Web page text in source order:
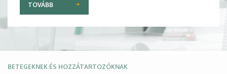
TOVÁBB
BETEGEKNEK ÉS HOZZÁTARTOZÓKNAK